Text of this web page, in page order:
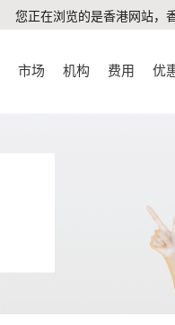
您正在浏览的是香港网站，
市场 机构 费用 优